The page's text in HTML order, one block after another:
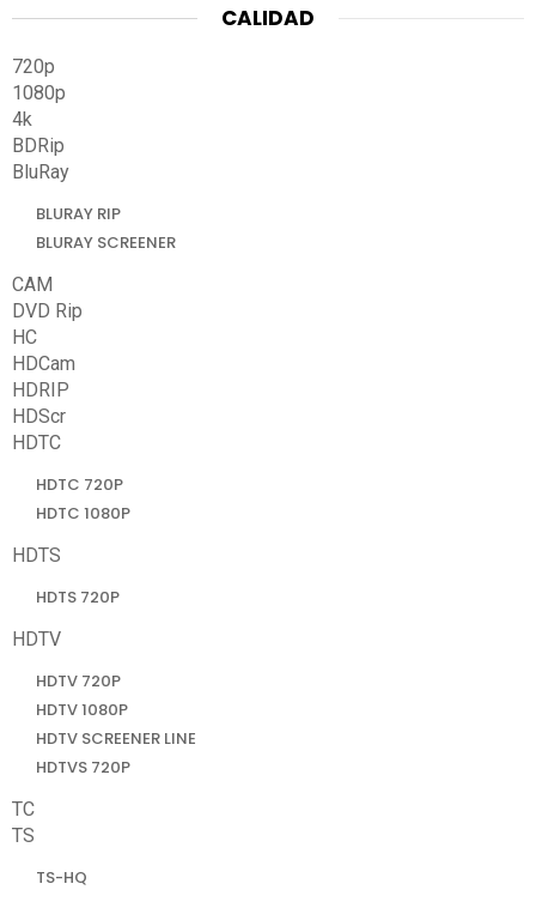
CALIDAD
720p
1080p
4k
BDRip
BluRay
BLURAY RIP
BLURAY SCREENER
CAM
DVD Rip
HC
HDCam
HDRIP
HDScr
HDTC
HDTC 720P
HDTC 1080P
HDTS
HDTS 720P
HDTV
HDTV 720P
HDTV 1080P
HDTV SCREENER LINE
HDTVS 720P
TC
TS
TS-HQ